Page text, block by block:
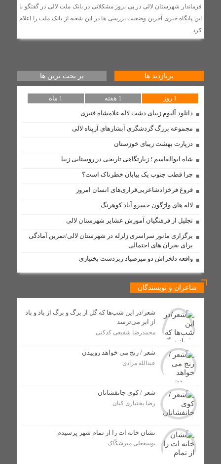
روابط سرد نماینده و فرماندار لالی؛ (استوری) جنجالی رضا
جباری، اختلافات را آشکار کرد + عکس
دستگیری ۱۰ سارق احشام و اماکن خصوصی در طرح «آرامش
در شهر» لالی
مذاکره با آمریکا «کار بیهوده» و «اشتباه» است/ راه نجات
تابستانی داغ با مدیریتی سرد
گامی بلند توسعه ارتباطات در لالی؛ فیبر نوری به شهر می‌رسد
فیزیکدانان و حل بزرگ‌ترین معمای کیهان
مذاکره برای غرب یک تاکتیک است، نه هدف / تشییع باشکوه
شهدای اقتدار، نمایش عزت جمهوری اسلامی بود
تکمیل طرح آبرسانی روستای گچ‌کرسا شهرستان لالی در انتظار
تأمین ترانس برق
مراسم اهدای اسناد مالکیت منازل مسکونی شهروندان لالی
پایان دهه‌ها معضل مالکیت منازل مسکونی؛ گام بزرگ برای
فرماندار شهرستان لالی در پی بروز مشکلاتی در بانک ملت لالی در گفتگو با
این پایگاه خبری آخرین وضعیت بررسی ها در این شعبه از بانک ملت را اعلام
کرد.
پربازدید ها پر بحث ترین ها
1 روز 1 هفته
1 ماه
دانلود آلبوم زیبای دشت لاله غلامشاه قنبری
مجموعه بزرگ گردشگری آبشارهای آرپناه لالی
دزپارت بهشت زیبای خوزستان
شاه ابوالقاسم ؛ زیارتگاهی تاریخی در روستایی زیبا
چرا قطب جنوب یک بیابان خطرناک است؟
فروغ فرخزادشاعربی‌قراری‌های انسان امروز
لاله های واژگون خسرو آباد کوهرنگ
تجلیل از فرهنگیان آموزش عشایر شهرستان لالی
برگزاری مانور سراسری زلزله در شهرستان لالی/تمرین آمادگی
برای بحران های احتمالی
واقعه دلخراش دو میرصیاد زبردست بختیاری
شاعران و نویسندگان
شعر/در این شب‌ها که گل از برگ و برگ از باد و باد
از ابر می‌ترسد
محمدرضا شفیعی کدکنی
شعر / رنج می خواهد روییدن
عبدالله مرادی
شعر / کوی جانفشانان
رضا بختیاری کیان
نشان خانه ات را از تمام شهر پرسیدم
یوسفعلی میرشکّاک